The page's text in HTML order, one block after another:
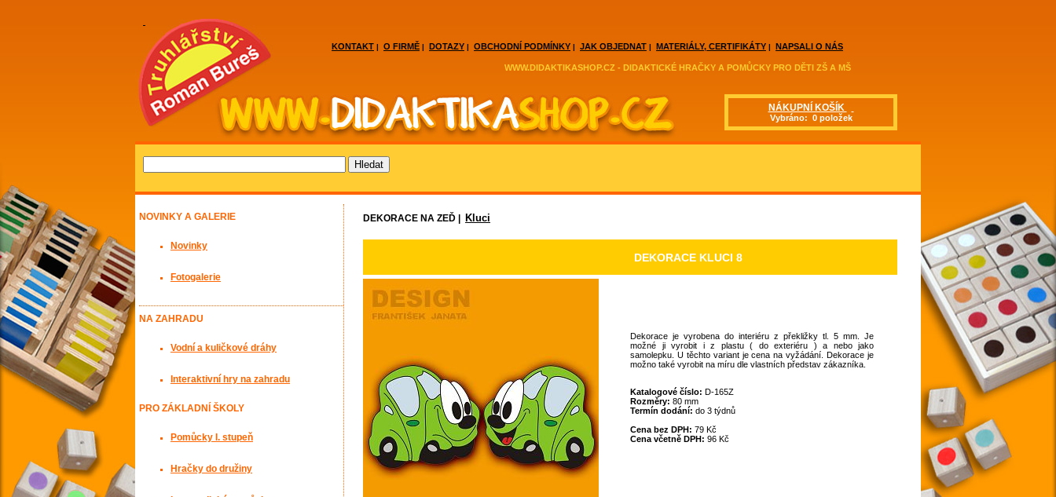
WWW.DIDAKTIKASHOP.CZ - DIDAKTICKÉ HRAČKY A POMŮCKY PRO DĚTI ZŠ A MŠ
KONTAKT | O FIRMĚ | DOTAZY | OBCHODNÍ PODMÍNKY | JAK OBJEDNAT | MATERIÁLY, CERTIFIKÁTY | NAPSALI O NÁS
NÁKUPNÍ KOŠÍK
Vybráno: 0 položek
DEKORACE NA ZEĎ | Kluci
DEKORACE KLUCI 8
Dekorace je vyrobena do interiéru z překližky tl. 5 mm. Je
možné ji vyrobit i z plastu ( do exteriéru ) a nebo jako
samolepku. U těchto variant je cena na vyžádání. Dekorace je
možno také vyrobit na míru dle vlastních představ zákazníka.
Katalogové číslo: D-165Z
Rozměry: 80 mm
Termín dodání: do 3 týdnů
Cena bez DPH: 79 Kč
Cena včetně DPH: 96 Kč
NOVINKY A GALERIE
Novinky
Fotogalerie
NA ZAHRADU
Vodní a kuličkové dráhy
Interaktivní hry na zahradu
PRO ZÁKLADNÍ ŠKOLY
Pomůcky I. stupeň
Hračky do družiny